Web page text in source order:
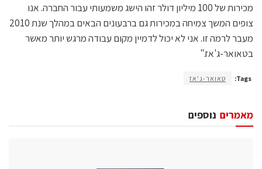
מכירות של 100 מיליון דולר זהו הישג משמעותי עבור החברה. אנו
צופים המשך צמיחה במכירות גם ברבעונים הבאים במהלך שנת 2010
מעבר לרמה זו. אני לא יכול לדמיין מקום עבודה מרגש יותר מאשר
בטאואר-ג'אז."
Tags: טאואר-ג'אז
נוספים מאמרים